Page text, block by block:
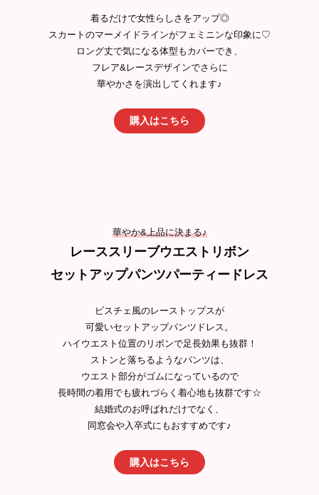
着るだけで女性らしさをアップ◎
スカートのマーメイドラインがフェミニンな印象に♡
ロング丈で気になる体型もカバーでき、
フレア&レースデザインでさらに
華やかさを演出してくれます♪
購入はこちら
華やか&上品に決まる♪
レーススリーブウエストリボン
セットアップパンツパーティードレス
ビスチェ風のレーストップスが
可愛いセットアップパンツドレス。
ハイウエスト位置のリボンで足長効果も抜群！
ストンと落ちるようなパンツは、
ウエスト部分がゴムになっているので
長時間の着用でも疲れづらく着心地も抜群です☆
結婚式のお呼ばれだけでなく、
同窓会や入卒式にもおすすめです♪
購入はこちら